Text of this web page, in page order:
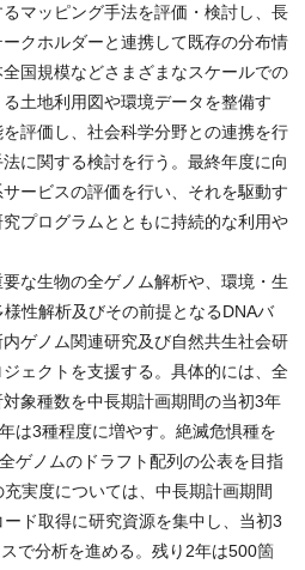
マッピング手法を評価・検討し、長
クホルダーと連携して既存の分布情
国規模などさまざまなスケールでの
土地利用図や環境データを整備す
評価し、社会科学分野との連携を行
に関する検討を行う。最終年度に向
ービスの評価を行い、それを駆動す
プログラムとともに持続的な利用や
な生物の全ゲノム解析や、環境・生
性解析及びその前提となるDNAバ
ゲノム関連研究及び自然共生社会研
ェクトを支援する。具体的には、全
象種数を中長期計画期間の当初3年
は3種程度に増やす。絶滅危惧種を
ゲノムのドラフト配列の公表を目指
実度については、中長期計画期間
ド取得に研究資源を集中し、当初3
で分析を進める。残り2年は500箇